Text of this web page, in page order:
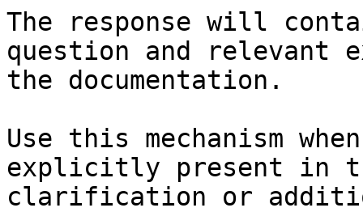
The response will
question and relevant
the documentation.
Use this mechanism
explicitly present in
clarification or